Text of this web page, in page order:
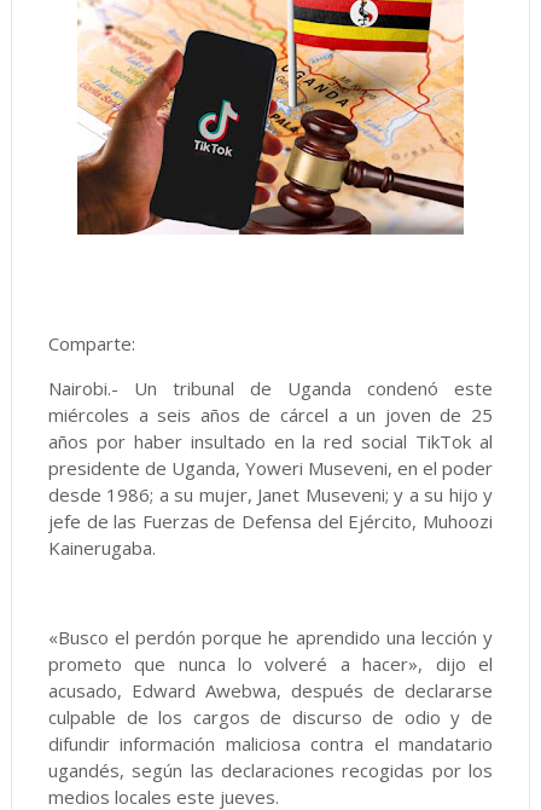
Comparte:
Nairobi.- Un tribunal de Uganda condenó este
miércoles a seis años de cárcel a un joven de 25
años por haber insultado en la red social TikTok al
presidente de Uganda, Yoweri Museveni, en el poder
desde 1986; a su mujer, Janet Museveni; y a su hijo y
jefe de las Fuerzas de Defensa del Ejército, Muhoozi
Kainerugaba.
«Busco el perdón porque he aprendido una lección y
prometo que nunca lo volveré a hacer», dijo el
acusado, Edward Awebwa, después de declararse
culpable de los cargos de discurso de odio y de
difundir información maliciosa contra el mandatario
ugandés, según las declaraciones recogidas por los
medios locales este jueves.